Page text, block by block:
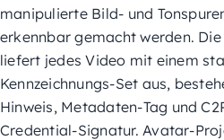
manipulierte Bild- und
erkennbar gemacht werden.
liefert jedes Video mit einem
Kennzeichnungs-Set aus,
Hinweis, Metadaten-Tag und
Credential-Signatur. Avatar-